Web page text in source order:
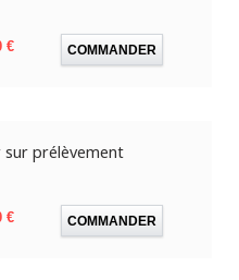
€ COMMANDER
sur prélèvement
€ COMMANDER